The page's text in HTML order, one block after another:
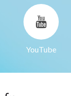
YouTube